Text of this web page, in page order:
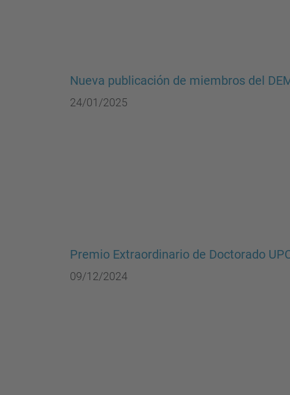
Nueva publicación de miembros del
24/01/2025
Premio Extraordinario de Doctorado
09/12/2024